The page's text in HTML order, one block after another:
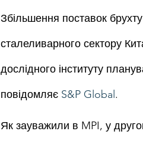
Збільшення поставок
сталеливарного сектору
дослідного інституту
повідомляє S&P Global .
Як зауважили в MPI, у